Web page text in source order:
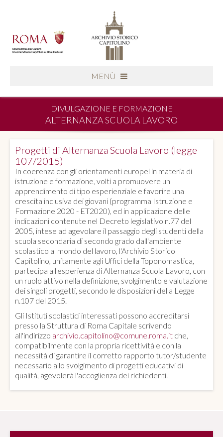
MENÙ
DIVULGAZIONE E FORMAZIONE
ALTERNANZA SCUOLA LAVORO
Progetti di Alternanza Scuola Lavoro (legge
107/2015)
In coerenza con gli orientamenti europei in materia di
istruzione e formazione, volti a promuovere un
apprendimento di tipo esperienziale e favorire una
crescita inclusiva dei giovani (programma Istruzione e
Formazione 2020 - ET2020), ed in applicazione delle
indicazioni contenute nel Decreto legislativo n.77 del
2005, intese ad agevolare il passaggio degli studenti della
scuola secondaria di secondo grado dall'ambiente
scolastico al mondo del lavoro, l'Archivio Storico
Capitolino, unitamente agli Uffici della Toponomastica,
partecipa all'esperienza di Alternanza Scuola Lavoro, con
un ruolo attivo nella definizione, svolgimento e valutazione
dei singoli progetti, secondo le disposizioni della Legge
n.107 del 2015.
Gli Istituti scolastici interessati possono accreditarsi
presso la Struttura di Roma Capitale scrivendo
all'indirizzo archivio.capitolino@comune.roma.it che,
compatibilmente con la propria ricettività e con la
necessità di garantire il corretto rapporto tutor/studente
necessario allo svolgimento di progetti educativi di
qualità, agevolerà l'accoglienza dei richiedenti.